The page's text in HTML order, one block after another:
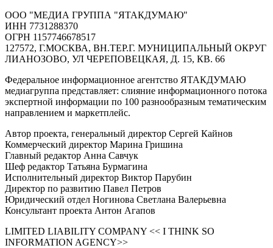
ООО "МЕДИА ГРУППА "ЯТАКДУМАЮ"
ИНН 7731288370
ОГРН 1157746678517
127572, Г.МОСКВА, ВН.ТЕР.Г. МУНИЦИПАЛЬНЫЙ ОКРУГ
ЛИАНОЗОВО, УЛ ЧЕРЕПОВЕЦКАЯ, Д. 15, КВ. 66
Федеральное информационное агентство ЯТАКДУМАЮ
медиагруппа представляет: слияние информационного потока
экспертной информации по 100 разнообразным тематическим
направлением и маркетплейс.
Автор проекта, генеральный директор Сергей Кайнов
Коммерческий директор Марина Гришина
Главный редактор Анна Савчук
Шеф редактор Татьяна Бурмагина
Исполнительный директор Виктор Парубин
Директор по развитию Павел Петров
Юридический отдел Ногинова Светлана Валерьевна
Консультант проекта Антон Агапов
LIMITED LIABILITY COMPANY << I THINK SO
INFORMATION AGENCY>>